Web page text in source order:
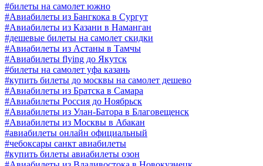
#билеты на самолет южно
#Авиабилеты из Бангкока в Сургут
#Авиабилеты из Казани в Наманган
#дешевые билеты на самолет скидки
#Авиабилеты из Астаны в Тамчы
#Авиабилеты flying до Якутск
#билеты на самолет уфа казань
#купить билеты до москвы на самолет дешево
#Авиабилеты из Братска в Самара
#Авиабилеты Россия до Ноябрьск
#Авиабилеты из Улан-Батора в Благовещенск
#Авиабилеты из Москвы в Абакан
#авиабилеты онлайн официальный
#чебоксары санкт авиабилеты
#купить билеты авиабилеты озон